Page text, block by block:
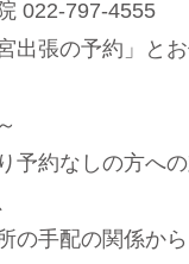
022-797-4555
出張の予約」とお
予約なしの方へ
の手配の関係か